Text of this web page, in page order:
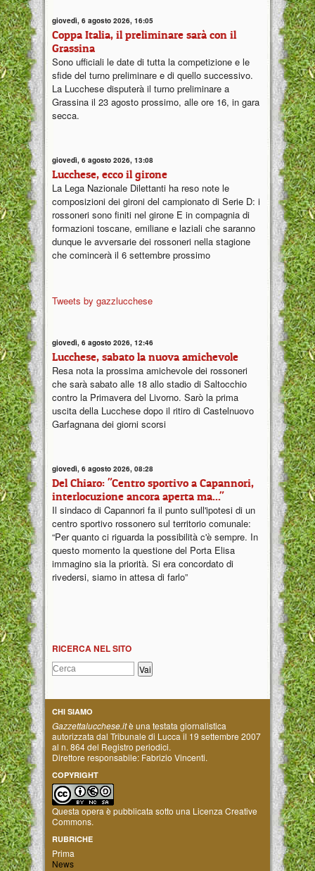
giovedì, 6 agosto 2026, 16:05
Coppa Italia, il preliminare sarà con il
Grassina
Sono ufficiali le date di tutta la competizione e le
sfide del turno preliminare e di quello successivo.
La Lucchese disputerà il turno preliminare a
Grassina il 23 agosto prossimo, alle ore 16, in gara
secca.
giovedì, 6 agosto 2026, 13:08
Lucchese, ecco il girone
La Lega Nazionale Dilettanti ha reso note le
composizioni dei gironi del campionato di Serie D: i
rossoneri sono finiti nel girone E in compagnia di
formazioni toscane, emiliane e laziali che saranno
dunque le avversarie dei rossoneri nella stagione
che comincerà il 6 settembre prossimo
Tweets by gazzlucchese
giovedì, 6 agosto 2026, 12:46
Lucchese, sabato la nuova amichevole
Resa nota la prossima amichevole dei rossoneri
che sarà sabato alle 18 allo stadio di Saltocchio
contro la Primavera del Livorno. Sarò la prima
uscita della Lucchese dopo il ritiro di Castelnuovo
Garfagnana dei giorni scorsi
giovedì, 6 agosto 2026, 08:28
Del Chiaro: "Centro sportivo a Capannori,
interlocuzione ancora aperta ma..."
Il sindaco di Capannori fa il punto sull'ipotesi di un
centro sportivo rossonero sul territorio comunale:
“Per quanto ci riguarda la possibilità c'è sempre. In
questo momento la questione del Porta Elisa
immagino sia la priorità. Si era concordato di
rivedersi, siamo in attesa di farlo”
RICERCA NEL SITO
CHI SIAMO
Gazzettalucchese.itè una testata giornalistica
autorizzata dal Tribunale di Lucca il 19 settembre 2007
al n. 864 del Registro periodici.
Direttore responsabile: Fabrizio Vincenti.
COPYRIGHT
Questa opera è pubblicata sotto una Licenza Creative
Commons.
RUBRICHE
Prima
News